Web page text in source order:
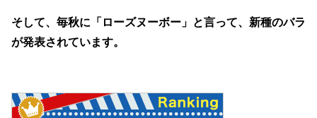
そして、毎秋に「ローズヌーボー」と言って、新種のバラ
が発表されています。